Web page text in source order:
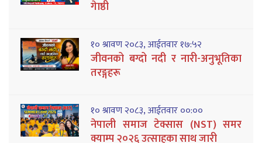
गेाष्ठी
१० श्रावण २०८३, आईतवार १७:५२
जीवनको बग्दो नदी र नारी-अनुभूतिका
तरङ्गहरू
१० श्रावण २०८३, आईतवार ००:००
नेपाली समाज टेक्सास (NST) समर
क्याम्प २०२६ उत्साहका साथ जारी